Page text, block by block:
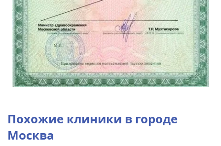
Похожие клиники в городе
Москва